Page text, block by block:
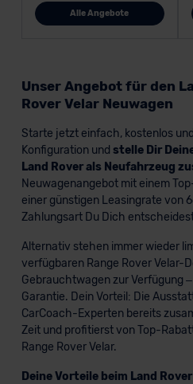
Alle Angebote
Unser Angebot für den
Rover Velar Neuwagen
Starte jetzt einfach, kostenlos
Konfiguration und stelle Dir
Land Rover als Neufahrzeug
Neuwagenangebot mit einem
einer günstigen Leasingrate von
Zahlungsart Du Dich
Alternativ stehen immer wieder
verfügbaren Range Rover Velar-
Gebrauchtwagen zur Verfügung
Garantie. Dein Vorteil: Die
CarCoach-Experten bereits
Zeit und profitierst von Top-
Range Rover Velar.
Deine Vorteile beim Land